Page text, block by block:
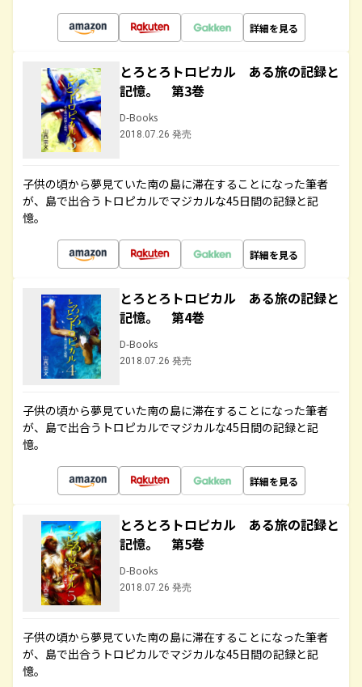
詳細を見る
とろとろトロピカル ある旅の記録と
記憶。 第3巻
D-Books
2018.07.26 発売
子供の頃から夢見ていた南の島に滞在することになった筆者
が、島で出合うトロピカルでマジカルな45日間の記録と記
憶。
詳細を見る
とろとろトロピカル ある旅の記録と
記憶。 第4巻
D-Books
2018.07.26 発売
子供の頃から夢見ていた南の島に滞在することになった筆者
が、島で出合うトロピカルでマジカルな45日間の記録と記
憶。
詳細を見る
とろとろトロピカル ある旅の記録と
記憶。 第5巻
D-Books
2018.07.26 発売
子供の頃から夢見ていた南の島に滞在することになった筆者
が、島で出合うトロピカルでマジカルな45日間の記録と記
憶。